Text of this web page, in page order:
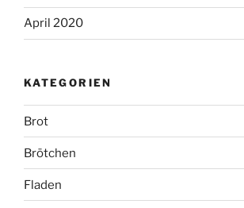
April 2020
KATEGORIEN
Brot
Brötchen
Fladen